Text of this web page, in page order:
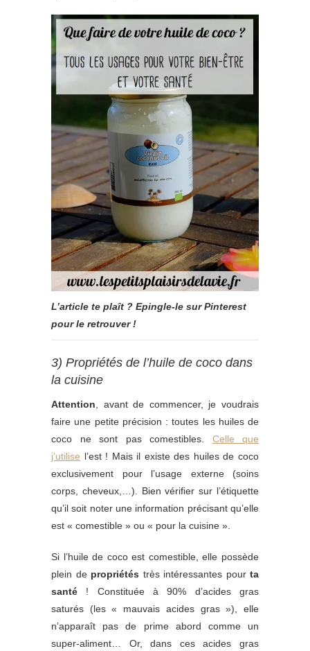
L’article te plaît ? Epingle-le sur Pinterest
pour le retrouver !
3) Propriétés de l’huile de coco dans
la cuisine
Attention , avant de commencer, je voudrais
faire une petite précision : toutes les huiles de
coco ne sont pas comestibles. Celle que
j’utilise l’est ! Mais il existe des huiles de coco
exclusivement pour l’usage externe (soins
corps, cheveux,…). Bien vérifier sur l’étiquette
qu’il soit noter une information précisant qu’elle
est « comestible » ou « pour la cuisine ».
Si l’huile de coco est comestible, elle possède
plein de propriétés très intéressantes pour ta
santé ! Constituée à 90% d’acides gras
saturés (les « mauvais acides gras »), elle
n’apparaît pas de prime abord comme un
super-aliment… Or, dans ces acides gras